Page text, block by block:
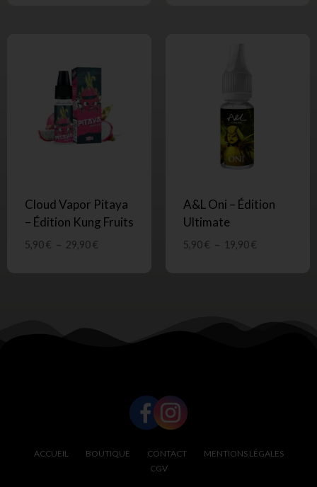
Cloud Vapor Pitaya
– Édition Kung Fruits
5,90€ – 29,90€
A&L Oni – Édition
Ultimate
5,90€ – 19,90€
ACCUEIL BOUTIQUE CONTACT
MENTIONS LÉGALES
CGV